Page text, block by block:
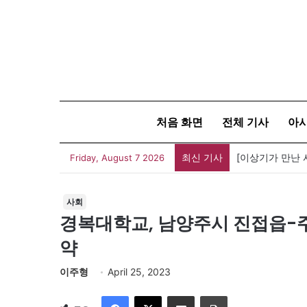
처음 화면 전체 기사 아
Friday, August 7 2026 최신 기사 [신간] 대통령의
사회
경복대학교, 남양주시 진접읍-
약
이주형 April 25, 2023
이메일